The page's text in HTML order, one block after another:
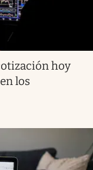
hoy
los